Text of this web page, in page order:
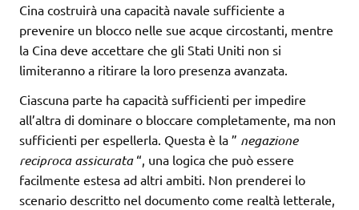
Cina costruirà una capacità navale sufficiente a
prevenire un blocco nelle sue acque circostanti, mentre
la Cina deve accettare che gli Stati Uniti non si
limiteranno a ritirare la loro presenza avanzata.
Ciascuna parte ha capacità sufficienti per impedire
all’altra di dominare o bloccare completamente, ma non
sufficienti per espellerla. Questa è la ” negazione
reciproca assicurata“, una logica che può essere
facilmente estesa ad altri ambiti. Non prenderei lo
scenario descritto nel documento come realtà letterale,